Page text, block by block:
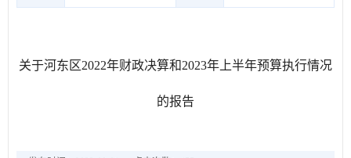
关于河东区2022年财政决算和2023年上半年预算执行情况
的报告